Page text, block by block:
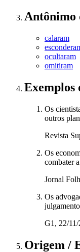
Antônimo
calaram
ocultaram
omitiram
Exemplos
Os
outros
Revista
Os
combater
Jornal
Os
G1, 22/
Origem /